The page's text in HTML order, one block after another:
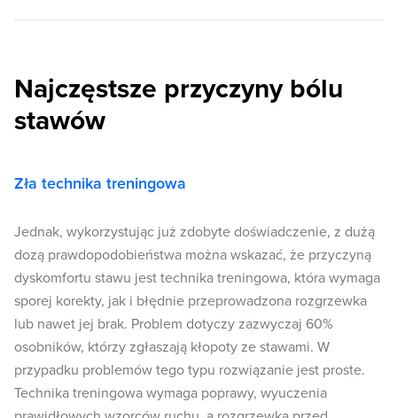
Najczęstsze przyczyny bólu
stawów
Zła technika treningowa
Jednak, wykorzystując już zdobyte doświadczenie, z dużą
dozą prawdopodobieństwa można wskazać, że przyczyną
dyskomfortu stawu jest technika treningowa, która wymaga
sporej korekty, jak i błędnie przeprowadzona rozgrzewka
lub nawet jej brak. Problem dotyczy zazwyczaj 60%
osobników, którzy zgłaszają kłopoty ze stawami. W
przypadku problemów tego typu rozwiązanie jest proste.
Technika treningowa wymaga poprawy, wyuczenia